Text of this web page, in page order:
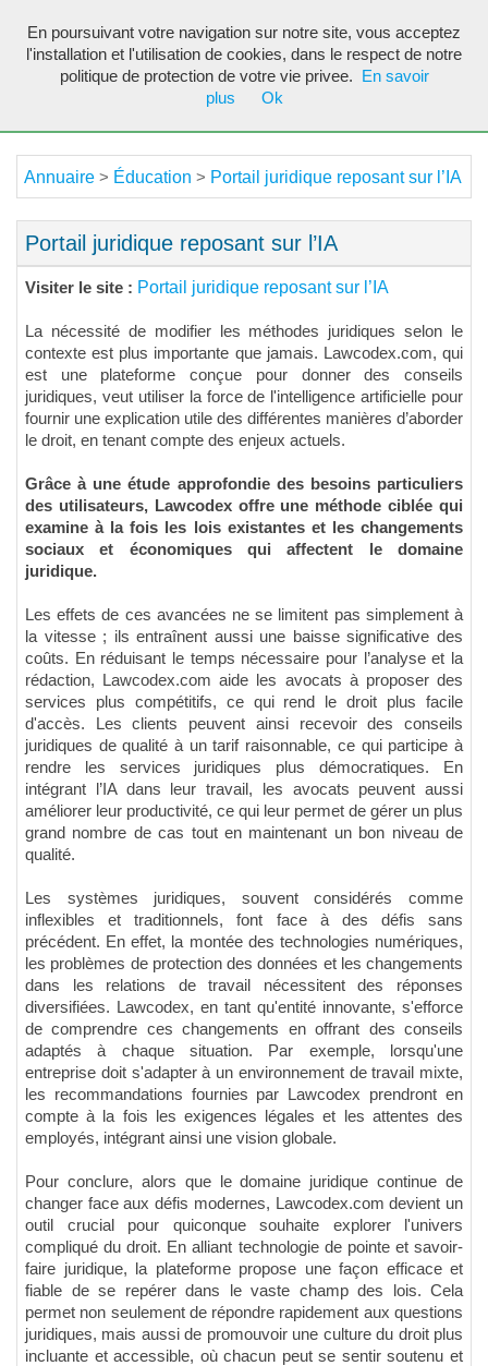
Annuaire > Éducation > Portail juridique reposant sur l’IA
Portail juridique reposant sur l’IA
Visiter le site : Portail juridique reposant sur l’IA
La nécessité de modifier les méthodes juridiques selon le
contexte est plus importante que jamais. Lawcodex.com, qui
est une plateforme conçue pour donner des conseils
juridiques, veut utiliser la force de l'intelligence artificielle pour
fournir une explication utile des différentes manières d’aborder
le droit, en tenant compte des enjeux actuels.
Grâce à une étude approfondie des besoins particuliers
des utilisateurs, Lawcodex offre une méthode ciblée qui
examine à la fois les lois existantes et les changements
sociaux et économiques qui affectent le domaine
juridique.
Les effets de ces avancées ne se limitent pas simplement à
la vitesse ; ils entraînent aussi une baisse significative des
coûts. En réduisant le temps nécessaire pour l’analyse et la
rédaction, Lawcodex.com aide les avocats à proposer des
services plus compétitifs, ce qui rend le droit plus facile
d'accès. Les clients peuvent ainsi recevoir des conseils
juridiques de qualité à un tarif raisonnable, ce qui participe à
rendre les services juridiques plus démocratiques. En
intégrant l’IA dans leur travail, les avocats peuvent aussi
améliorer leur productivité, ce qui leur permet de gérer un plus
grand nombre de cas tout en maintenant un bon niveau de
qualité.
Les systèmes juridiques, souvent considérés comme
inflexibles et traditionnels, font face à des défis sans
précédent. En effet, la montée des technologies numériques,
les problèmes de protection des données et les changements
dans les relations de travail nécessitent des réponses
diversifiées. Lawcodex, en tant qu'entité innovante, s'efforce
de comprendre ces changements en offrant des conseils
adaptés à chaque situation. Par exemple, lorsqu'une
entreprise doit s'adapter à un environnement de travail mixte,
les recommandations fournies par Lawcodex prendront en
compte à la fois les exigences légales et les attentes des
employés, intégrant ainsi une vision globale.
Pour conclure, alors que le domaine juridique continue de
changer face aux défis modernes, Lawcodex.com devient un
outil crucial pour quiconque souhaite explorer l'univers
compliqué du droit. En alliant technologie de pointe et savoir-
faire juridique, la plateforme propose une façon efficace et
fiable de se repérer dans le vaste champ des lois. Cela
permet non seulement de répondre rapidement aux questions
juridiques, mais aussi de promouvoir une culture du droit plus
incluante et accessible, où chacun peut se sentir soutenu et
En poursuivant votre navigation sur notre site, vous acceptez
l'installation et l'utilisation de cookies, dans le respect de notre
politique de protection de votre vie privee.
En savoir
plus
Ok